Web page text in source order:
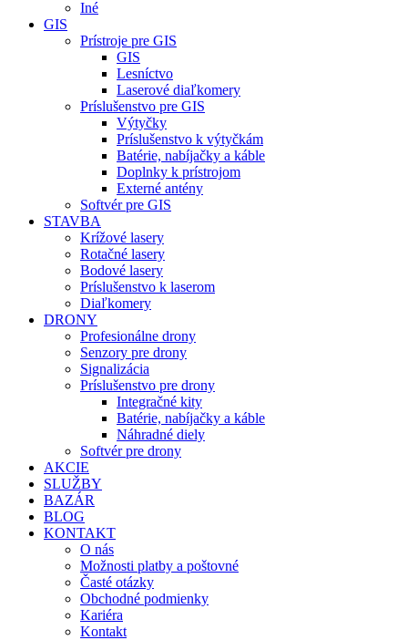
Iné
GIS
Prístroje pre GIS
GIS
Lesníctvo
Laserové diaľkomery
Príslušenstvo pre GIS
Výtyčky
Príslušenstvo k výtyčkám
Batérie, nabíjačky a káble
Doplnky k prístrojom
Externé antény
Softvér pre GIS
STAVBA
Krížové lasery
Rotačné lasery
Bodové lasery
Príslušenstvo k laserom
Diaľkomery
DRONY
Profesionálne drony
Senzory pre drony
Signalizácia
Príslušenstvo pre drony
Integračné kity
Batérie, nabíjačky a káble
Náhradné diely
Softvér pre drony
AKCIE
SLUŽBY
BAZÁR
BLOG
KONTAKT
O nás
Možnosti platby a poštovné
Časté otázky
Obchodné podmienky
Kariéra
Kontakt